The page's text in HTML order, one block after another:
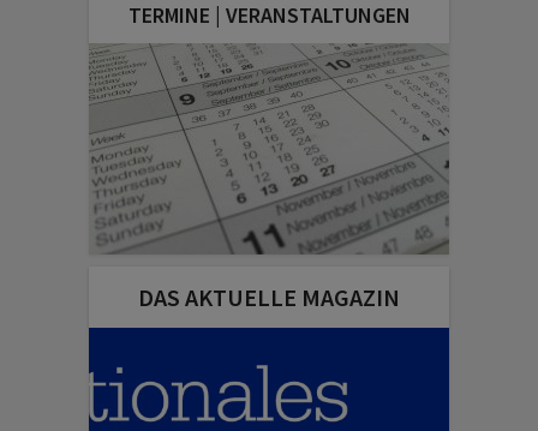
TERMINE | VERANSTALTUNGEN
DAS AKTUELLE MAGAZIN